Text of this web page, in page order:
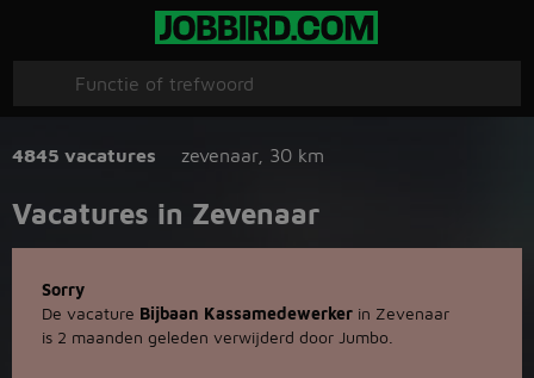
4845 vacatures zevenaar, 30 km
Vacatures in Zevenaar
Sorry
De vacature Bijbaan Kassamedewerker in Zevenaar
is 2 maanden geleden verwijderd door Jumbo.